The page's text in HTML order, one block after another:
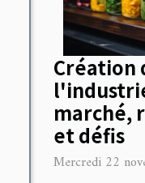
Création
marché,
et défis
Mercredi 22